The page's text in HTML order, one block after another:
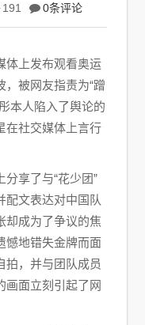
191 0条评论
体上发布观看奥运
被网友指责为“蹭
本人陷入了舆论的
在社交媒体上言行
享了与“花少团”
配文表达对中国队
却成为了争议的焦
憾地错失金牌而面
拍，并与团队成员
画面立刻引起了网